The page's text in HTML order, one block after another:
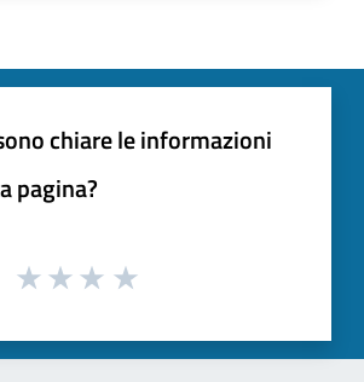
chiare le informazioni
pagina?